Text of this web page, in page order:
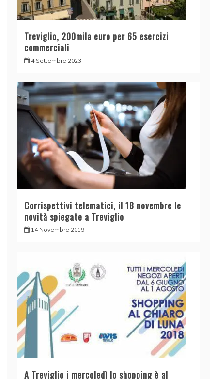
Treviglio, 200mila euro per 65 esercizi
commerciali
4 Settembre 2023
Corrispettivi telematici, il 18 novembre le
novità spiegate a Treviglio
14 Novembre 2019
A Treviglio i mercoledì lo shopping è al